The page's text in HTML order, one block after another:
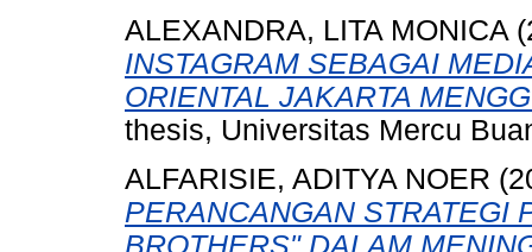
ALEXANDRA, LITA MONICA
INSTAGRAM SEBAGAI
ORIENTAL JAKARTA
thesis, Universitas Mercu
ALFARISIE, ADITYA NOER
PERANCANGAN STRATEGI